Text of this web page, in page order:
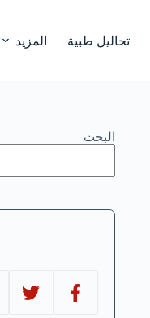
تحاليل طبية المزيد
البحث